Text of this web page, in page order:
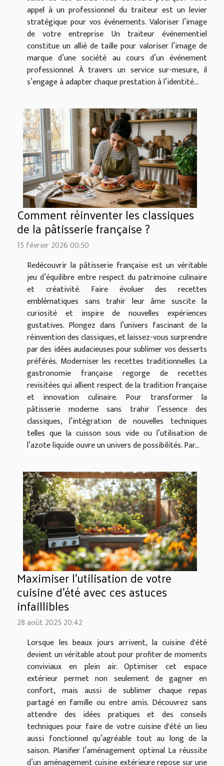
appel à un professionnel du traiteur est un levier
stratégique pour vos événements. Valoriser l’image
de votre entreprise Un traiteur événementiel
constitue un allié de taille pour valoriser l’image de
marque d’une société au cours d’un événement
professionnel. À travers un service sur-mesure, il
s’engage à adapter chaque prestation à l’identité...
Comment réinventer les classiques
de la pâtisserie française ?
15 février 2026 00:50
Redécouvrir la pâtisserie française est un véritable
jeu d’équilibre entre respect du patrimoine culinaire
et créativité. Faire évoluer des recettes
emblématiques sans trahir leur âme suscite la
curiosité et inspire de nouvelles expériences
gustatives. Plongez dans l’univers fascinant de la
réinvention des classiques, et laissez-vous surprendre
par des idées audacieuses pour sublimer vos desserts
préférés. Moderniser les recettes traditionnelles La
gastronomie française regorge de recettes
revisitées qui allient respect de la tradition française
et innovation culinaire. Pour transformer la
pâtisserie moderne sans trahir l’essence des
classiques, l’intégration de nouvelles techniques
telles que la cuisson sous vide ou l’utilisation de
l’azote liquide ouvre un univers de possibilités. Par...
Maximiser l'utilisation de votre
cuisine d'été avec ces astuces
infaillibles
28 août 2025 20:42
Lorsque les beaux jours arrivent, la cuisine d'été
devient un véritable atout pour profiter de moments
conviviaux en plein air. Optimiser cet espace
extérieur permet non seulement de gagner en
confort, mais aussi de sublimer chaque repas
partagé en famille ou entre amis. Découvrez sans
attendre des idées pratiques et des conseils
techniques pour faire de votre cuisine d'été un lieu
aussi fonctionnel qu’agréable tout au long de la
saison. Planifier l’aménagement optimal La réussite
d’un aménagement cuisine extérieure repose sur une